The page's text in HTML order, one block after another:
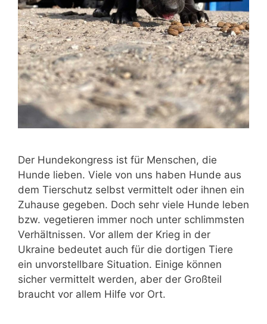
Der Hundekongress ist für Menschen, die
Hunde lieben. Viele von uns haben Hunde aus
dem Tierschutz selbst vermittelt oder ihnen ein
Zuhause gegeben. Doch sehr viele Hunde leben
bzw. vegetieren immer noch unter schlimmsten
Verhältnissen. Vor allem der Krieg in der
Ukraine bedeutet auch für die dortigen Tiere
ein unvorstellbare Situation. Einige können
sicher vermittelt werden, aber der Großteil
braucht vor allem Hilfe vor Ort.